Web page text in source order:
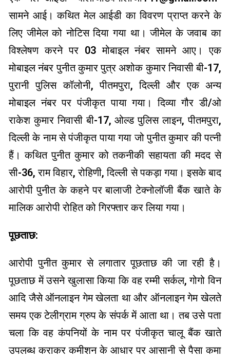
सामने आई। कथित मेल आईडी का विवरण प्राप्त करने के
लिए जीमेल को नोटिस दिया गया था। जीमेल के जवाब का
विश्लेषण करने पर 03 मोबाइल नंबर सामने आए। एक
मोबाइल नंबर पुनीत कुमार पुत्र अशोक कुमार निवासी बी-17,
पुरानी पुलिस कॉलोनी, पीतमपुरा, दिल्ली और एक अन्य
मोबाइल नंबर पर पंजीकृत पाया गया। दिव्या गौर डी/ओ
राकेश कुमार निवासी बी-17, ओल्ड पुलिस लाइन, पीतमपुरा,
दिल्ली के नाम से पंजीकृत पाया गया जो पुनीत कुमार की पत्नी
हैं। कथित पुनीत कुमार को तकनीकी सहायता की मदद से
सी-36, राम विहार, रोहिणी, दिल्ली से पकड़ा गया। इसके बाद
आरोपी पुनीत के कहने पर बालाजी टेक्नोलॉजी बैंक खाते के
मालिक आरोपी रोहित को गिरफ्तार कर लिया गया।
पूछताछ:
आरोपी पुनीत कुमार से लगातार पूछताछ की जा रही है।
पूछताछ में उसने खुलासा किया कि वह रम्मी सर्कल, गोगो विन
आदि जैसे ऑनलाइन गेम खेलता था और ऑनलाइन गेम खेलते
समय एक टेलीग्राम ग्रुप के संपर्क में आता था। तब उसे पता
चला कि वह कंपनियों के नाम पर पंजीकृत चालू बैंक खाते
उपलब्ध कराकर कमीशन के आधार पर आसानी से पैसा कमा